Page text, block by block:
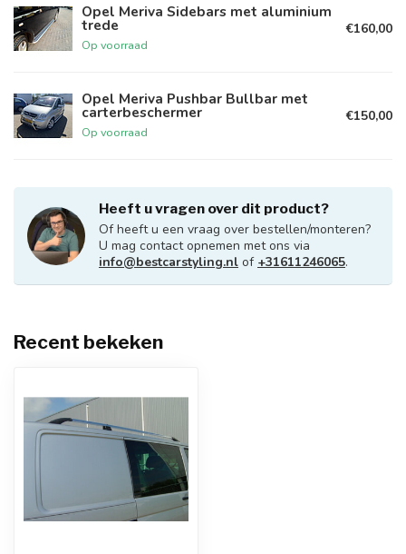
Opel Meriva Sidebars met aluminium
trede
Op voorraad
€160,00
Opel Meriva Pushbar Bullbar met
carterbeschermer
Op voorraad
€150,00
Heeft u vragen over dit product?
Of heeft u een vraag over bestellen/monteren?
U mag contact opnemen met ons via
info@bestcarstyling.nl of +31611246065.
Recent bekeken